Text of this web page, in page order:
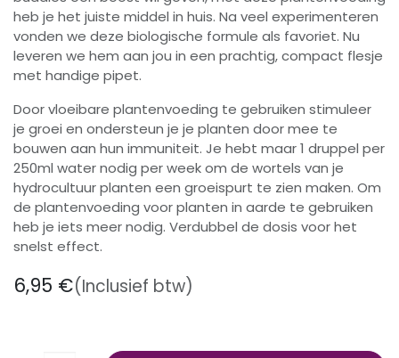
heb je het juiste middel in huis. Na veel experimenteren
vonden we deze biologische formule als favoriet. Nu
leveren we hem aan jou in een prachtig, compact flesje
met handige pipet.
Door vloeibare plantenvoeding te gebruiken stimuleer
je groei en ondersteun je je planten door mee te
bouwen aan hun immuniteit. Je hebt maar 1 druppel per
250ml water nodig per week om de wortels van je
hydrocultuur planten een groeispurt te zien maken. Om
de plantenvoeding voor planten in aarde te gebruiken
heb je iets meer nodig. Verdubbel de dosis voor het
snelst effect.
6,95 €(Inclusief btw)